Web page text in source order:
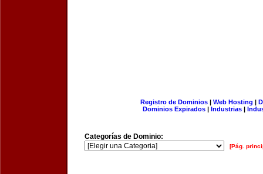
Registro de Dominios| Web Hosting |
Dominios Expirados | Industrias |
Categorías de Dominio:
[Pág.